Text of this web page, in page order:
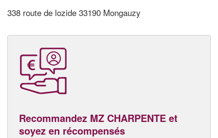
338 route de lozide 33190 Mongauzy
Recommandez MZ CHARPENTE et
soyez en récompensés